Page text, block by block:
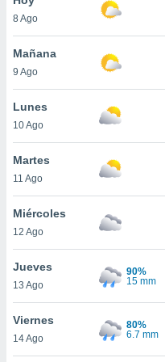
en
más
nuestra
de
cookies
aceptar
8 Ago
Mañana
9 Ago
Lunes
10 Ago
Martes
11 Ago
Miércoles
12 Ago
Jueves
13 Ago
90%
15 mm
Viernes
14 Ago
80%
6.7 mm